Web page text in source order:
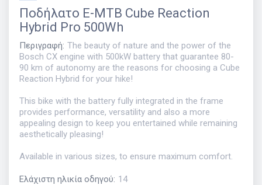
Ποδήλατο E-MTB Cube Reaction
Hybrid Pro 500Wh
Περιγραφή: The beauty of nature and the power of the
Bosch CX engine with 500kW battery that guarantee 80-
90 km of autonomy are the reasons for choosing a Cube
Reaction Hybrid for your hike!
This bike with the battery fully integrated in the frame
provides performance, versatility and also a more
appealing design to keep you entertained while remaining
aesthetically pleasing!
Available in various sizes, to ensure maximum comfort.
Ελάχιστη ηλικία οδηγού: 14